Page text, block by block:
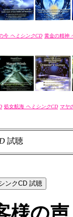
今 ヘミシンクCD 黄金の精神
処女航海 ヘミシンクCD マヤ
試聴